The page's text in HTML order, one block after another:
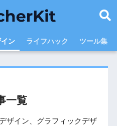
ン ライフハック ツール集
一覧
ザイン、グラフィックデザ